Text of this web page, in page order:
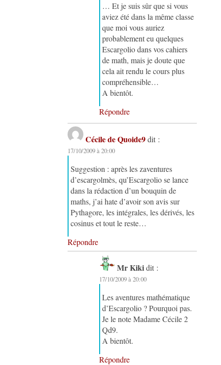
… Et je suis sûr que si vous
aviez été dans la même classe
que moi vous auriez
probablement eu quelques
Escargolio dans vos cahiers
de math, mais je doute que
cela ait rendu le cours plus
compréhensible…
A bientôt.
Répondre
Cécile de Quoide9 dit :
17/10/2009 à 20:00
Suggestion : après les zaventures
d’escargolmès, qu’Escargolio se lance
dans la rédaction d’un bouquin de
maths, j’ai hate d’avoir son avis sur
Pythagore, les intégrales, les dérivés, les
cosinus et tout le reste…
Répondre
Mr Kiki dit :
17/10/2009 à 20:00
Les aventures mathématique
d’Escargolio ? Pourquoi pas.
Je le note Madame Cécile 2
Qd9.
A bientôt.
Répondre